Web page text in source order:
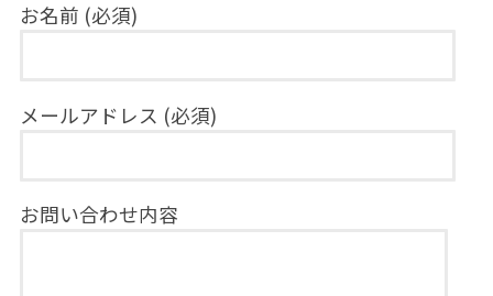
お名前 (必須)
メールアドレス (必須)
お問い合わせ内容